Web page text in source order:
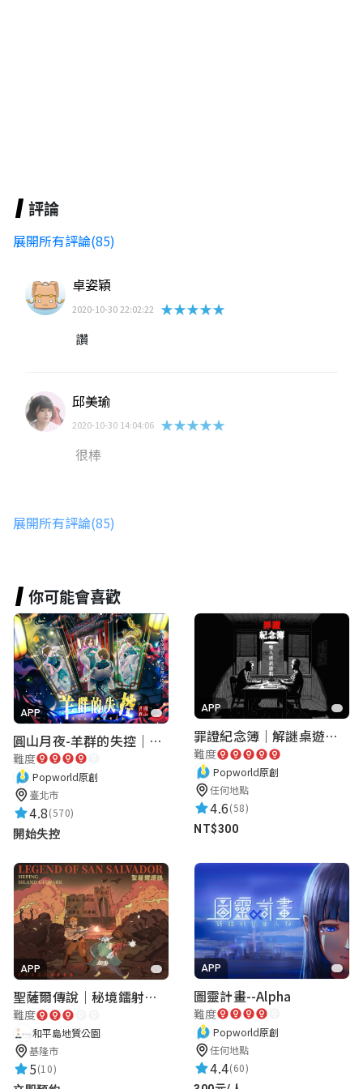
評論
展開所有評論(85)
卓姿穎
2020-10-30 22:02:22
★★★★★
讚
邱美瑜
2020-10-30 14:04:06 ★★★★★
很棒
10911054
d︵( °ω°)︵b
︶ ︶
(( )( ))
曾鉅貿
2020-10-30 14:01:17 ★★★★★
超好玩
Ting Han Chan
★★★★★
學生會長真他媽胖
Angelina Yang
2020-10-30 14:00:50 ★★★★★
可以在學校遊蕩很好玩
連心郁
★★★★★
展開所有評論(85)
你可能會喜歡
APP
圓山月夜-羊群的失控｜圓山飯店 ARG實境解謎遊戲
難度
Popworld原創
臺北市
4.8(570)
開始失控
APP
罪證紀念簿｜解謎桌遊｜警匪偵訊｜室內遊戲
難度
Popworld原創
任何地點
4.6(58)
NT$300
APP
聖薩爾傳說｜秘境鐳射激戰
難度
和平島地質公園
基隆市
5(10)
APP
圖靈計畫--Alpha
難度
Popworld原創
任何地點
4.4(60)